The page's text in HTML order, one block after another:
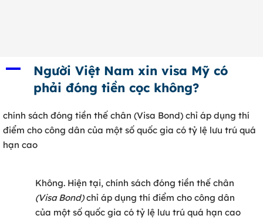
A
Người Việt Nam xin visa Mỹ có
phải đóng tiền cọc không?
chính sách đóng tiền thế chân (Visa Bond) chỉ áp dụng thí
điểm cho công dân của một số quốc gia có tỷ lệ lưu trú quá
hạn cao
Không. Hiện tại, chính sách đóng tiền thế chân
(Visa Bond)chỉ áp dụng thí điểm cho công dân
của một số quốc gia có tỷ lệ lưu trú quá hạn cao